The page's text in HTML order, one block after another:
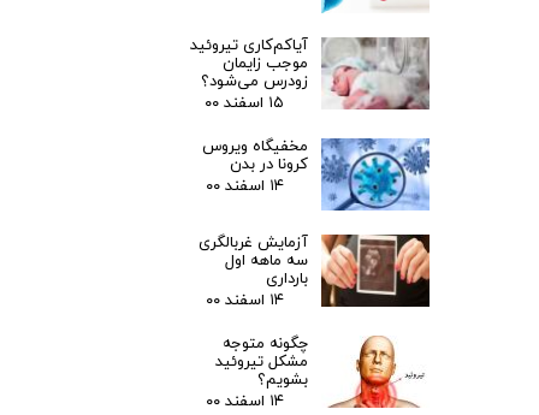
آیاکم‌کاری تیروئید
موجب زایمان
زودرس می‌شود؟
۱۵ اسفند ۰۰
مخفیگاه ویروس
کرونا در بدن
۱۴ اسفند ۰۰
آزمایش غربالگری
سه ماهه اول
بارداری
۱۴ اسفند ۰۰
چگونه متوجه
مشکل تیروئید
بشویم؟
۱۴ اسفند ۰۰